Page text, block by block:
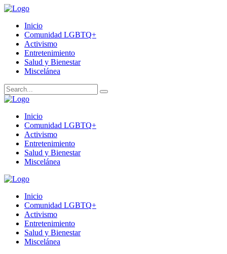
Inicio
Comunidad LGBTQ+
Activismo
Entretenimiento
Salud y Bienestar
Miscelánea
Inicio
Comunidad LGBTQ+
Activismo
Entretenimiento
Salud y Bienestar
Miscelánea
Inicio
Comunidad LGBTQ+
Activismo
Entretenimiento
Salud y Bienestar
Miscelánea